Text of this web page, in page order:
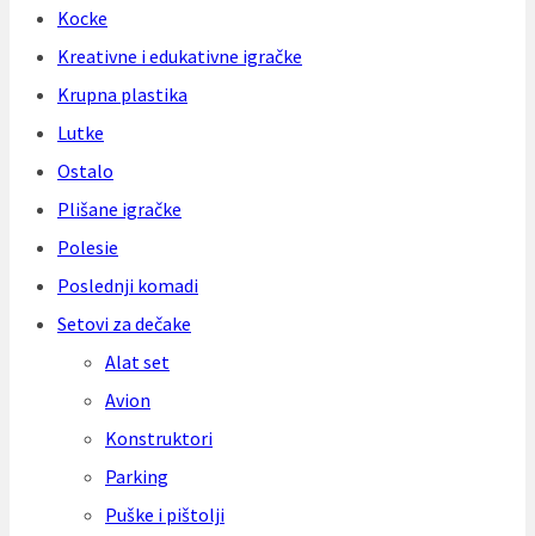
Kocke
Kreativne i edukativne igračke
Krupna plastika
Lutke
Ostalo
Plišane igračke
Polesie
Poslednji komadi
Setovi za dečake
Alat set
Avion
Konstruktori
Parking
Puške i pištolji